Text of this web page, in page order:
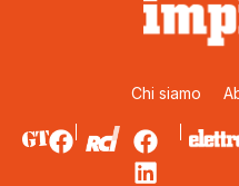
Chi siamo